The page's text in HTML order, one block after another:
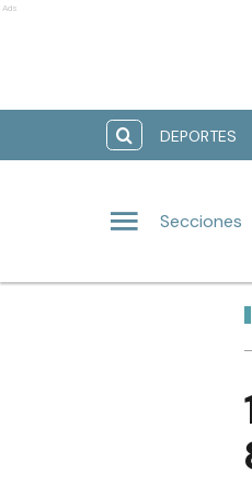
Ads
DEPORTES
Secciones